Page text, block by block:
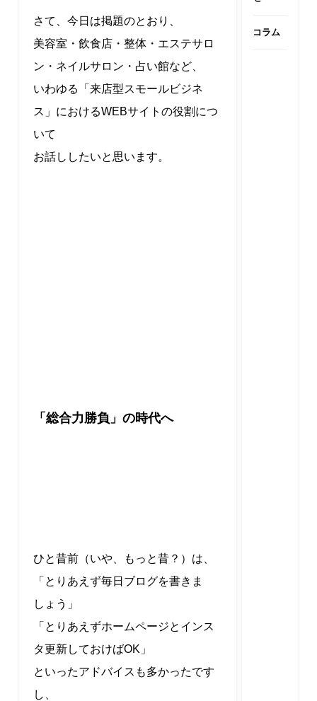
さて、今日は掲題のとおり、
美容室・飲食店・整体・エステサロ
ン・ネイルサロン・占い館など、
いわゆる「来店型スモールビジネ
ス」におけるWEBサイトの役割につ
いて
お話ししたいと思います。
「総合力勝負」の時代へ
ひと昔前（いや、もっと昔？）は、
「とりあえず毎日ブログを書きま
しょう」
「とりあえずホームページとインス
タ更新しておけばOK」
といったアドバイスも多かったです
し、
コラム